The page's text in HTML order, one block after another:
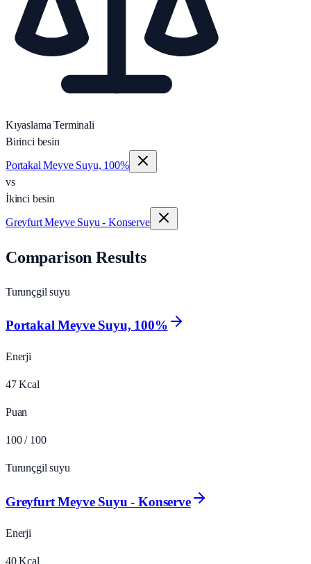
Kıyaslama Terminali
Birinci besin
Portakal Meyve Suyu, 100%
vs
İkinci besin
Greyfurt Meyve Suyu - Konserve
Comparison Results
Turunçgil suyu
Portakal Meyve Suyu, 100%
Enerji
47 Kcal
Puan
100 / 100
Turunçgil suyu
Greyfurt Meyve Suyu - Konserve
Enerji
40 Kcal